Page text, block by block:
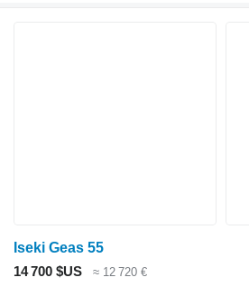
Iseki Geas 55
14 700 $US
≈ 12 720 €